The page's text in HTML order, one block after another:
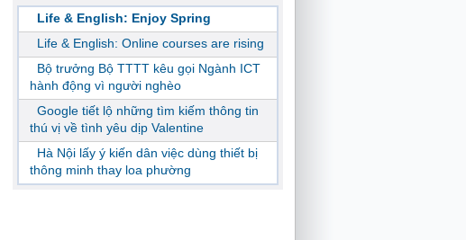
Life & English: Enjoy Spring
Life & English: Online courses are rising
Bộ trưởng Bộ TTTT kêu gọi Ngành ICT
hành động vì người nghèo
Google tiết lộ những tìm kiếm thông tin
thú vị về tình yêu dịp Valentine
Hà Nội lấy ý kiến dân việc dùng thiết bị
thông minh thay loa phường